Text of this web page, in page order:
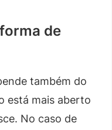
de
também do
está mais aberto
No caso de